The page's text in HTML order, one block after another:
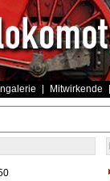
Mitwirkende